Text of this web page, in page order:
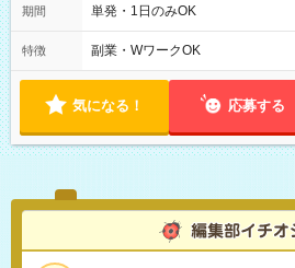
期間 単発・1日のみOK
特徴 副業・WワークOK
気になる！ 応募する